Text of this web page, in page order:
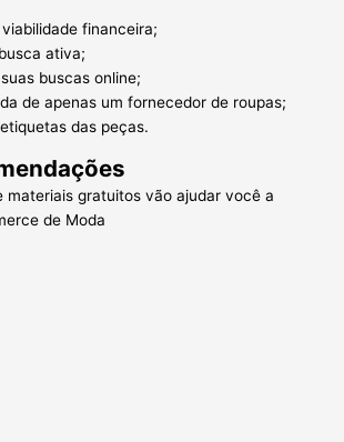
financeira;
ativa;
buscas online;
de apenas um fornecedor de roupas;
das peças.
materiais gratuitos vão ajudar você a
de Moda